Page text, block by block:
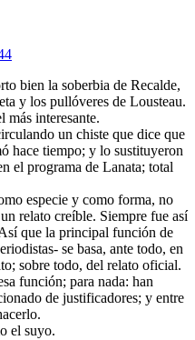
bien la soberbia de Recalde,
y los pullóveres de Lousteau.
más interesante.
un chiste que dice que
hace tiempo; y lo sustituyeron
el programa de Lanata; total
especie y como forma, no
relato creíble. Siempre fue así
que la principal función de
se basa, ante todo, en
sobre todo, del relato oficial.
función; para nada: han
de justificadores; y entre
el suyo.